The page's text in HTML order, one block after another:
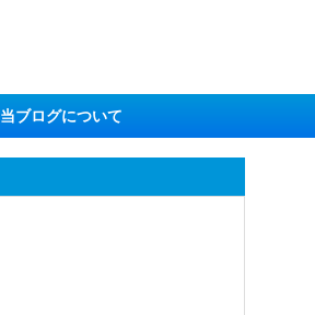
当ブログについて